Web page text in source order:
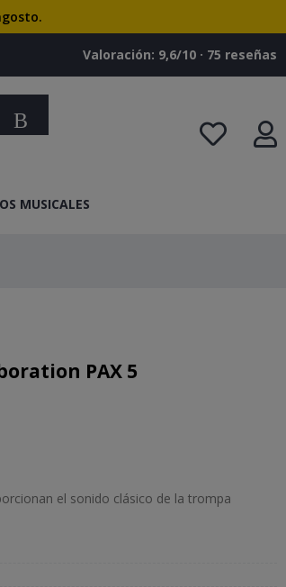
Valoración: 9,6/10 · ‎75 reseñas
Buscar
MUSICALES
PAX 5
el sonido clásico de la trompa